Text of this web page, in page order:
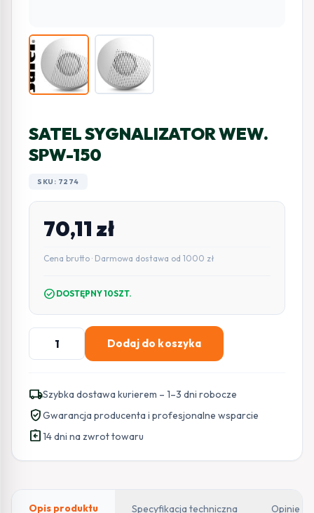
SATEL SYGNALIZATOR WEW.
SPW-150
SKU: 7274
70,11 zł
Cena brutto · Darmowa dostawa od 1000 zł
check_circle DOSTĘPNY 10SZT.
ilość
SATEL
SPW-
150
Dodaj do koszyka
local_shippingSzybka dostawa kurierem – 1–3 dni robocze
verified_userGwarancja producenta i profesjonalne wsparcie
assignment_return14 dni na zwrot towaru
Opis produktu Specyfikacja techniczna Opinie